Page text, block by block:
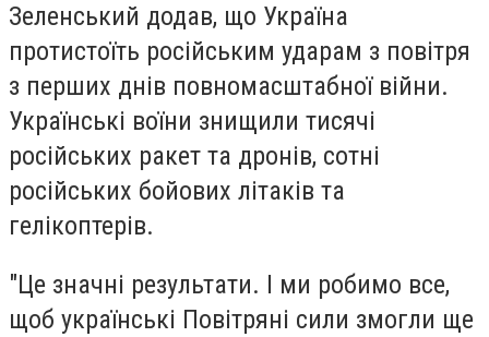
Зеленський додав, що Україна
протистоїть російським ударам з повітря
з перших днів повномасштабної війни.
Українські воїни знищили тисячі
російських ракет та дронів, сотні
російських бойових літаків та
гелікоптерів.
"Це значні результати. І ми робимо все,
щоб українські Повітряні сили змогли ще